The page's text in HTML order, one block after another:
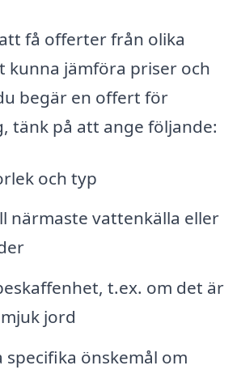
få offerter från olika
jämföra priser och
begär en offert för
tänk på att ange följande:
och typ
närmaste vattenkälla eller
t.ex. om det är
jord
specifika önskemål om